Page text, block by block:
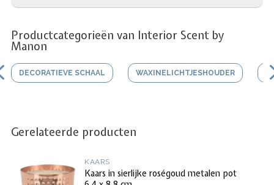
Productcategorieën van Interior Scent by
Manon
DECORATIEVE SCHAAL WAXINELICHTJESHOUDER
Gerelateerde producten
KAARS
Kaars in sierlijke roségoud metalen pot